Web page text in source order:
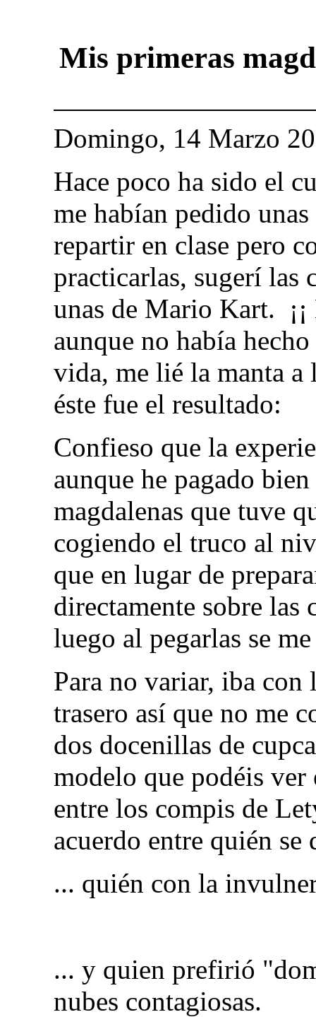
Mis primeras
Domingo, 14 Marzo
Hace poco ha sido el
me habían pedido
repartir en clase pero
practicarlas, sugerí las
unas de Mario Kart.
aunque no había
vida, me lié la manta a
éste fue el resultado:
Confieso que la
aunque he pagado
magdalenas que tuve
cogiendo el truco al
que en lugar de
directamente sobre las
luego al pegarlas se
Para no variar, iba
trasero así que no me
dos docenillas de
modelo que podéis
entre los compis de
acuerdo entre quién
... quién con la
... y quien prefirió
nubes contagiosas.